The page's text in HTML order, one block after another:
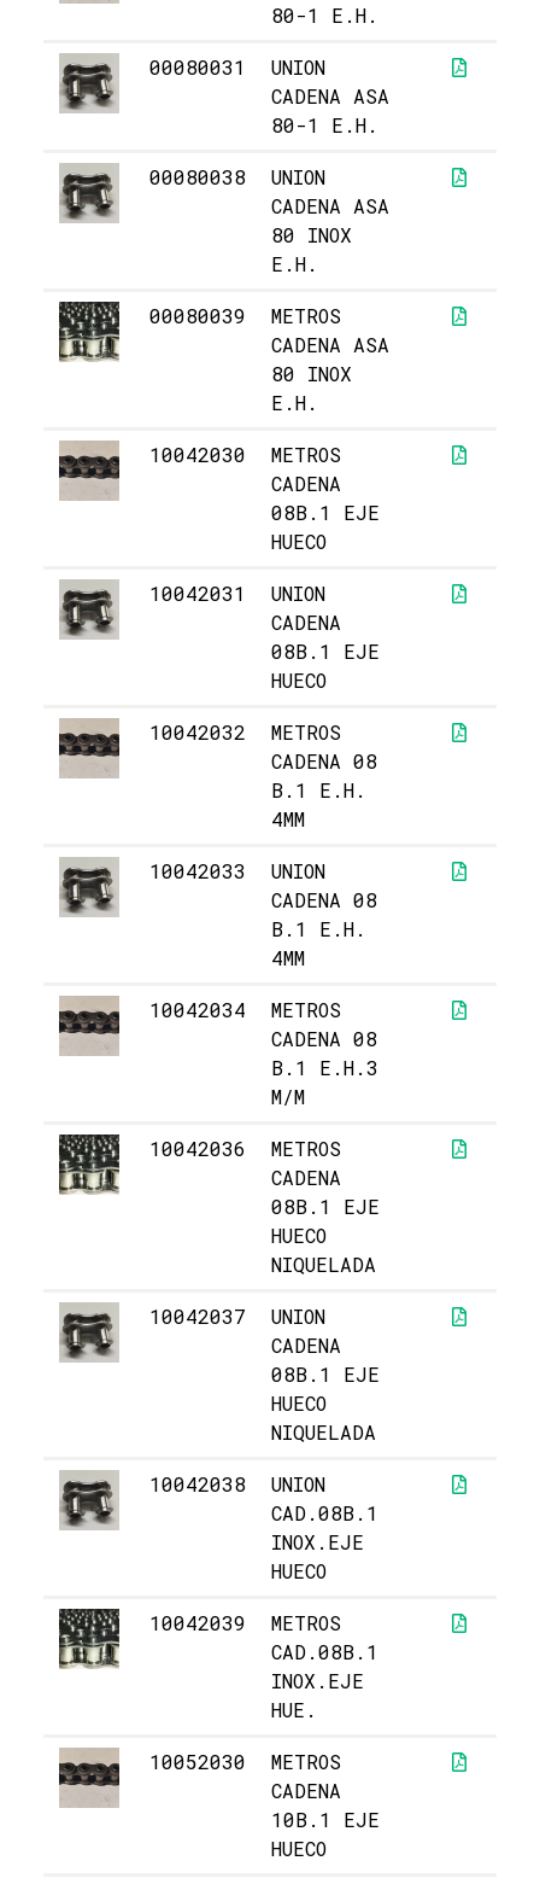
80-1 E.H.
00080031
UNION
CADENA ASA
80-1 E.H.
00080038
UNION
CADENA ASA
80 INOX
E.H.
00080039
METROS
CADENA ASA
80 INOX
E.H.
10042030
METROS
CADENA
08B.1 EJE
HUECO
10042031
UNION
CADENA
08B.1 EJE
HUECO
10042032
METROS
CADENA 08
B.1 E.H.
4MM
10042033
UNION
CADENA 08
B.1 E.H.
4MM
10042034
METROS
CADENA 08
B.1 E.H.3
M/M
10042036
METROS
CADENA
08B.1 EJE
HUECO
NIQUELADA
10042037
UNION
CADENA
08B.1 EJE
HUECO
NIQUELADA
10042038
UNION
CAD.08B.1
INOX.EJE
HUECO
10042039
METROS
CAD.08B.1
INOX.EJE
HUE.
10052030
METROS
CADENA
10B.1 EJE
HUECO